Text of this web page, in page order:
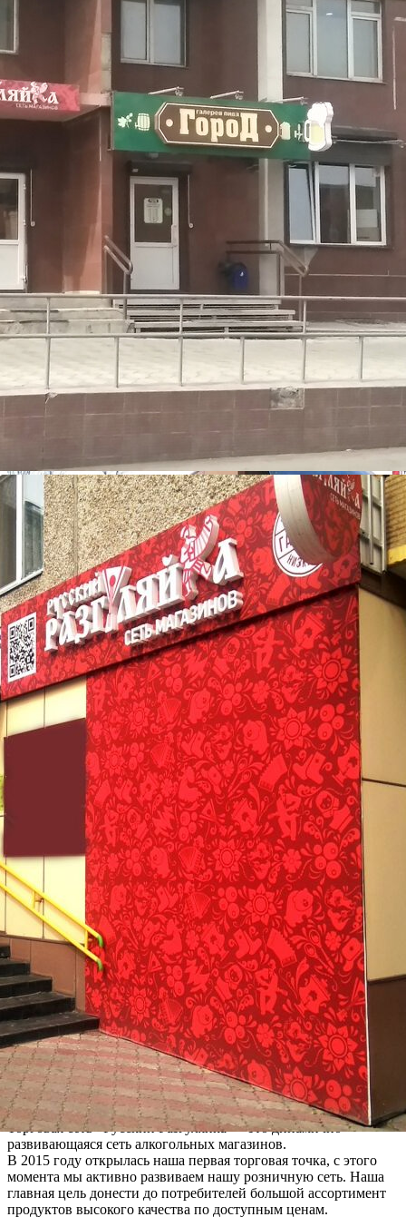
Количество объектов в мире
551
Количество объектов в России
Представлены в регионах
Абакан,Ачинск, Железногорск,Зеленогорск,Красноярск
Кызыл,Лесосибирск
Наличие франчайзинга
Нет
О компании Русский
Разгуляйка
Торговая сеть «Русский Разгуляйка» – это динамично
развивающаяся сеть алкогольных магазинов.
В 2015 году открылась наша первая торговая точка, с этого
момента мы активно развиваем нашу розничную сеть. Наша
главная цель донести до потребителей большой ассортимент
продуктов высокого качества по доступным ценам.